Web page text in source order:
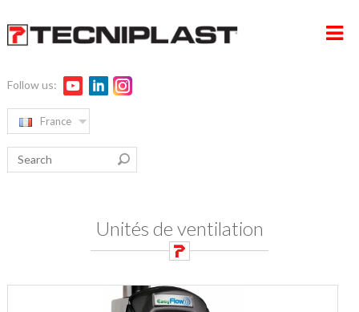
HOME PAGE
ENTREPRISE
FORMATION
DÉVELOPPEMENT DURABLE
Follow us:
France
Unités de ventilation